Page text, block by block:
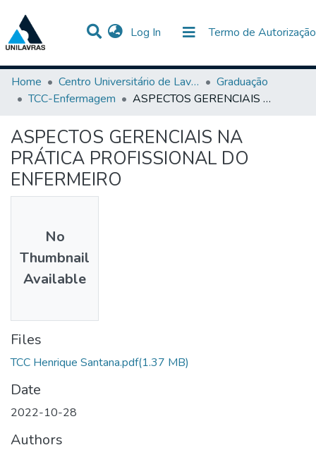
Log In (current) Termo de Autorização
Communities & Collections
Statistics
All of DSpace
Home
Centro Universitário de Lavras-UNILAVRAS
Graduação
TCC-Enfermagem
ASPECTOS GERENCIAIS NA PRÁTICA PROFISSIONAL DO ENFERMEIRO
ASPECTOS GERENCIAIS NA
PRÁTICA PROFISSIONAL DO
ENFERMEIRO
No
Thumbnail
Available
Files
TCC Henrique Santana.pdf(1.37 MB)
Date
2022-10-28
Authors